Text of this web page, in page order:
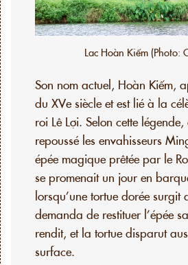
Lac Hoàn Kiếm (Photo:
Son nom actuel, Hoàn Kiếm,
du XVe siècle et est lié à la
roi Lê Lợi. Selon cette
repoussé les envahisseurs
épée magique prêtée par le
se promenait un jour en
lorsqu’une tortue dorée surgit
demanda de restituer l’épée
rendit, et la tortue disparut
surface.